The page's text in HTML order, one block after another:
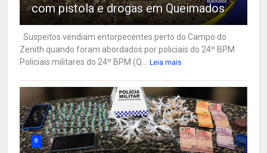
com pistola e drogas em Queimados
Suspeitos vendiam entorpecentes perto do Campo do
Zenith quando foram abordados por policiais do 24º BPM
Policiais militares do 24º BPM (Q...
Leia mais
8